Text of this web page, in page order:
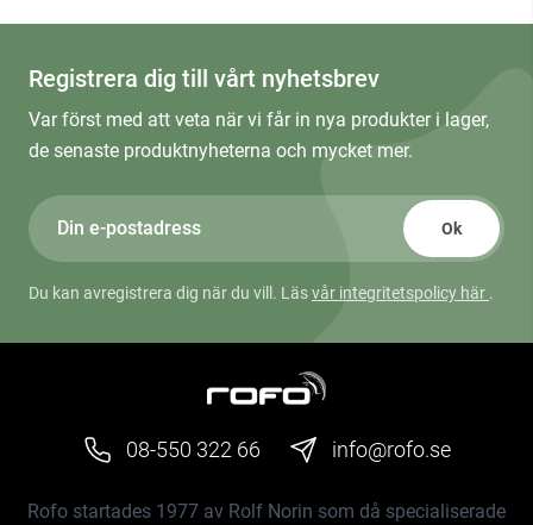
Registrera dig till vårt nyhetsbrev
Var först med att veta när vi får in nya produkter i lager,
de senaste produktnyheterna och mycket mer.
Ok
Du kan avregistrera dig när du vill. Läsvår integritetspolicy här .
08-550 322 66 info@rofo.se
Rofo startades 1977 av Rolf Norin som då specialiserade